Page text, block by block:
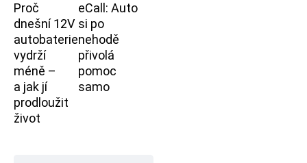
Proč
dnešní 12V
autobaterie
vydrží
méně –
a jak jí
prodloužit
život
eCall: Auto
si po
nehodě
přivolá
pomoc
samo